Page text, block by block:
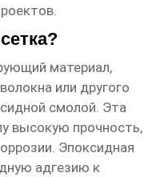
материал,
или другого
смолой. Эта
высокую прочность,
Эпоксидная
адгезию к